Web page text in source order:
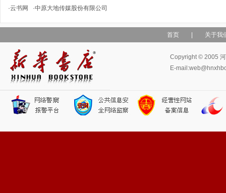
·云书网 ·中原大地传媒股份有限公司
首页| 关于我
Copyright © 2005
E-